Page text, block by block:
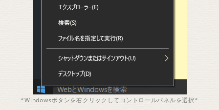
*Windowsボタンを右クリックしてコントロールパネルを選択*